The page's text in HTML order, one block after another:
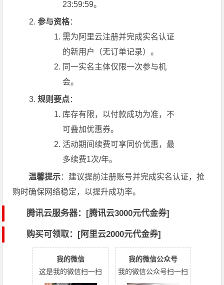
23:59:59。
参与资格：
需为阿里云注册并完成实名认证
的新用户（无订单记录）。
同一实名主体仅限一次参与机
会。
规则要点：
库存有限，以付款成功为准，不
可叠加优惠券。
活动期间续费可享同价优惠，最
多续费1次/年。
温馨提示：建议提前注册账号并完成实名认证，抢
购时确保网络稳定，以提升成功率。
腾讯云服务器：[腾讯云3000元代金券]
购买可领取：[阿里云2000元代金券]
我的微信
这是我的微信扫一扫
我的微信公众号
我的微信公众号扫一扫